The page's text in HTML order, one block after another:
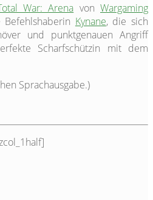
War: Arena von Wargaming
Kynane, die sich
und punktgenauen Angriff
Scharfschützin mit dem
Sprachausgabe.)